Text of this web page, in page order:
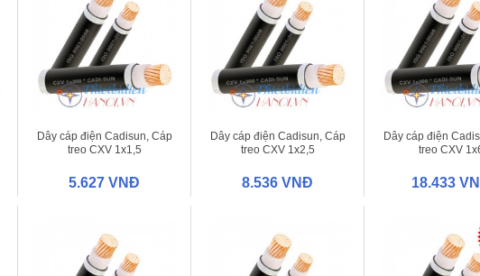
Dây cáp điện Cadisun, Cáp
treo CXV 1x1,5
5.627 VNĐ
Dây cáp điện Cadisun, Cáp
treo CXV 1x2,5
8.536 VNĐ
Dây cáp điện
treo CXV
18.433